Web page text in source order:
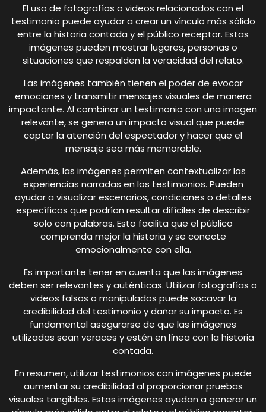
El uso de fotografías o videos relacionados con el
testimonio puede ayudar a crear un vínculo más sólido
entre la historia contada y el público receptor. Estas
imágenes pueden mostrar lugares, personas o
situaciones que respalden la veracidad del relato.
Las imágenes también tienen el poder de evocar
emociones y transmitir mensajes visuales de manera
impactante. Al combinar un testimonio con una imagen
relevante, se genera un impacto visual que puede
captar la atención del espectador y hacer que el
mensaje sea más memorable.
Además, las imágenes permiten contextualizar las
experiencias narradas en los testimonios. Pueden
ayudar a visualizar escenarios, condiciones o detalles
específicos que podrían resultar difíciles de describir
solo con palabras. Esto facilita que el público
comprenda mejor la historia y se conecte
emocionalmente con ella.
Es importante tener en cuenta que las imágenes
deben ser relevantes y auténticas. Utilizar fotografías o
videos falsos o manipulados puede socavar la
credibilidad del testimonio y dañar su impacto. Es
fundamental asegurarse de que las imágenes
utilizadas sean veraces y estén en línea con la historia
contada.
En resumen, utilizar testimonios con imágenes puede
aumentar su credibilidad al proporcionar pruebas
visuales tangibles. Estas imágenes ayudan a generar un